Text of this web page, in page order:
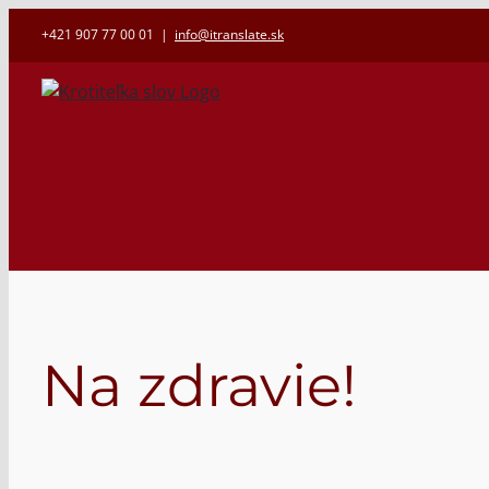
content
+421 907 77 00 01 | info@itranslate.sk
Na zdravie!